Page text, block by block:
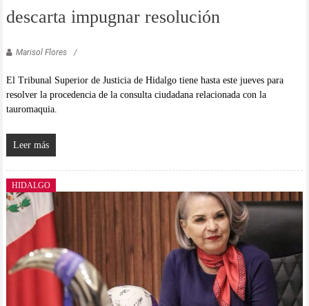
descarta impugnar resolución
Marisol Flores
El Tribunal Superior de Justicia de Hidalgo tiene hasta este jueves para
resolver la procedencia de la consulta ciudadana relacionada con la
tauromaquia.
Leer más
HIDALGO